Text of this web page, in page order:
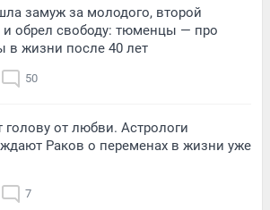
замуж за молодого, второй
и обрел свободу: тюменцы — про
в жизни после 40 лет
50
голову от любви. Астрологи
Раков о переменах в жизни уже
7